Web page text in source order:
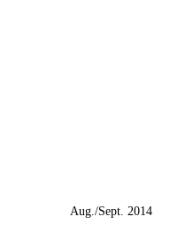
Aug./Sept. 2014